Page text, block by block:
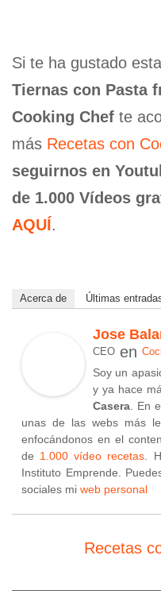
Si te ha gustado esta
Tiernas con Pasta
Cooking Chef te
más Recetas con
seguirnos en
de 1.000 Vídeos
AQUÍ.
Acerca de Últimas
Jose
CEO en
Soy un
y ya hace
Casera . En
unas de las webs más
enfocándonos en el
de 1.000 vídeo recetas .
Instituto Emprende.
sociales mi web personal
Recetas